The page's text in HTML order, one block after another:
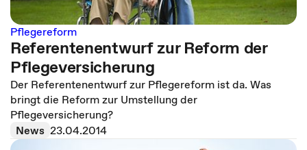
Pflegereform
Referentenentwurf zur Reform der
Pflegeversicherung
Der Referentenentwurf zur Pflegereform ist da. Was
bringt die Reform zur Umstellung der
Pflegeversicherung?
News 23.04.2014